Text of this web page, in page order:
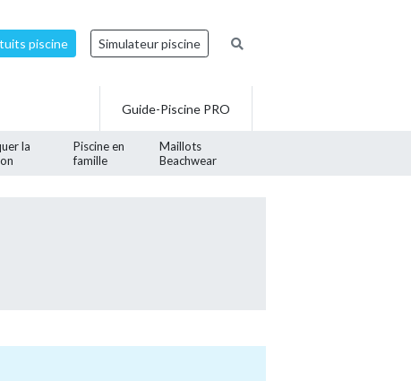
piscine Simulateur piscine
la
Piscine en
famille
Maillots
Beachwear
Guide-Piscine PRO